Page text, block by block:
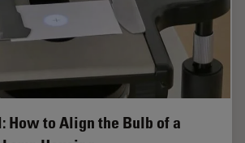
How to Align the Bulb of a